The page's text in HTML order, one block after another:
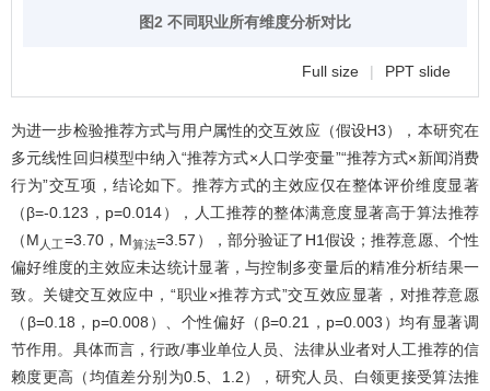
图2 不同职业所有维度分析对比
Full size | PPT slide
为进一步检验推荐方式与用户属性的交互效应（假设H3），本研究在
多元线性回归模型中纳入“推荐方式×人口学变量”“推荐方式×新闻消费
行为”交互项，结论如下。推荐方式的主效应仅在整体评价维度显著
（β=-0.123，p=0.014），人工推荐的整体满意度显著高于算法推荐
（M 人工=3.70，M算法=3.57），部分验证了H1假设；推荐意愿、个性
偏好维度的主效应未达统计显著，与控制多变量后的精准分析结果一
致。关键交互效应中，“职业×推荐方式”交互效应显著，对推荐意愿
（β=0.18，p=0.008）、个性偏好（β=0.21，p=0.003）均有显著调
节作用。具体而言，行政/事业单位人员、法律从业者对人工推荐的信
赖度更高（均值差分别为0.5、1.2），研究人员、白领更接受算法推